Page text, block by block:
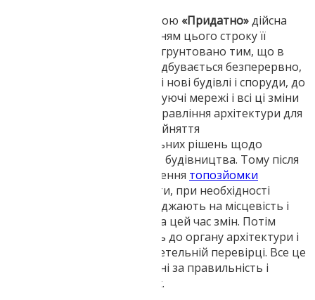
з печаткою «Придатно»дійсна
протягом 1 року, за закінченням цього строку її
потрібно оновлювати. Це обгрунтовано тим, що в
умовах міста, будівництво відбувається безперервно,
постійно будуються все нові і нові будівлі і споруди, до
них прокладаються обслуговуючі мережі і всі ці зміни
мають вноситися в архіви управління архітектури для
подальшого коректного прийняття
проектувальниками правильних рішень щодо
розташування і типу об'єктів будівництва. Тому після
закінчення року після узгодження топозйомки
, геодезисти, при необхідності
оновлення друку, знову виїжджають на місцевість і
перевіряють, чи не сталося за цей час змін. Потім
готову топозйомку відносять до органу архітектури і
там вона знову піддається ретельній перевірці. Все це
для того, щоб ви були спокійні за правильність і
достовірність наданих даних.